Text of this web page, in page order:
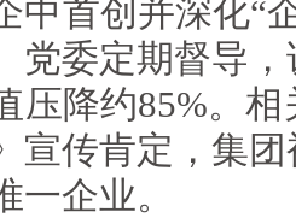
中首创并深化“
党委定期督导
压降约85%。
宣传肯定，集
一企业。